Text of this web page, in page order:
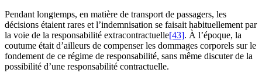
Pendant longtemps, en matière de transport de passagers, les
décisions étaient rares et l’indemnisation se faisait habituellement par
la voie de la responsabilité extracontractuelle[43]. À l’époque, la
coutume était d’ailleurs de compenser les dommages corporels sur le
fondement de ce régime de responsabilité, sans même discuter de la
possibilité d’une responsabilité contractuelle.